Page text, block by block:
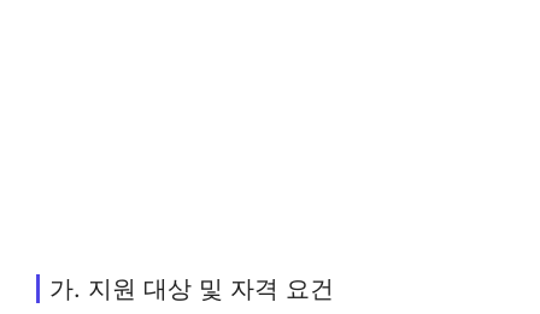
가. 지원 대상 및 자격 요건